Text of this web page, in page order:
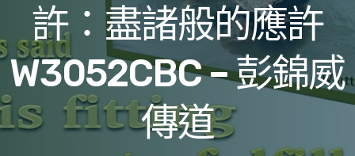
許：盡諸般的應許
W3052CBC – 彭錦威
傳道